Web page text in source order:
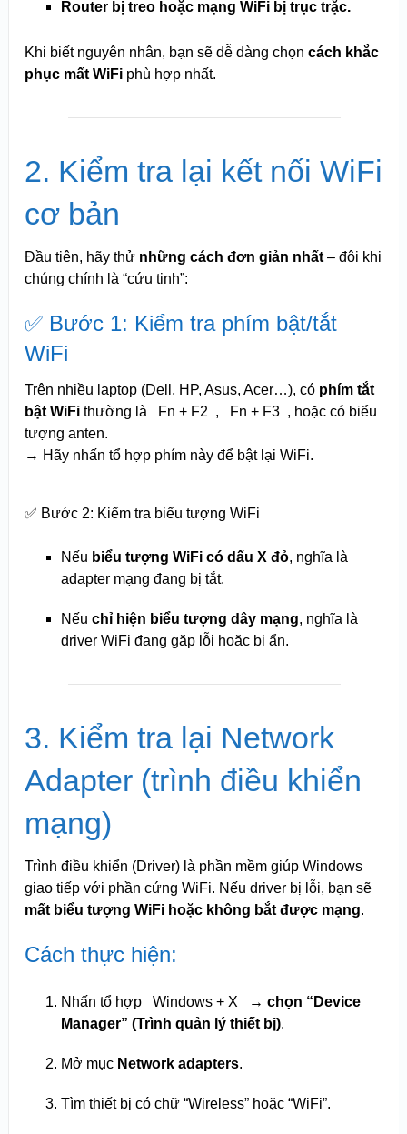
Router bị treo hoặc mạng WiFi bị trục trặc.
Khi biết nguyên nhân, bạn sẽ dễ dàng chọn cách khắc
phục mất WiFiphù hợp nhất.
2. Kiểm tra lại kết nối WiFi
cơ bản
Đầu tiên, hãy thử những cách đơn giản nhất– đôi khi
chúng chính là “cứu tinh”:
✅ Bước 1: Kiểm tra phím bật/tắt
WiFi
Trên nhiều laptop (Dell, HP, Asus, Acer…), có phím tắt
bật WiFithường là Fn + F2 , Fn + F3 , hoặc có biểu
tượng anten.
→ Hãy nhấn tổ hợp phím này để bật lại WiFi.
✅ Bước 2: Kiểm tra biểu tượng WiFi
Nếu biểu tượng WiFi có dấu X đỏ, nghĩa là
adapter mạng đang bị tắt.
Nếu chỉ hiện biểu tượng dây mạng, nghĩa là
driver WiFi đang gặp lỗi hoặc bị ẩn.
3. Kiểm tra lại Network
Adapter (trình điều khiển
mạng)
Trình điều khiển (Driver) là phần mềm giúp Windows
giao tiếp với phần cứng WiFi. Nếu driver bị lỗi, bạn sẽ
mất biểu tượng WiFi hoặc không bắt được mạng.
Cách thực hiện:
Nhấn tổ hợp Windows + X
→ chọn “Device
Manager” (Trình quản lý thiết bị).
Mở mục Network adapters.
Tìm thiết bị có chữ “Wireless” hoặc “WiFi”.